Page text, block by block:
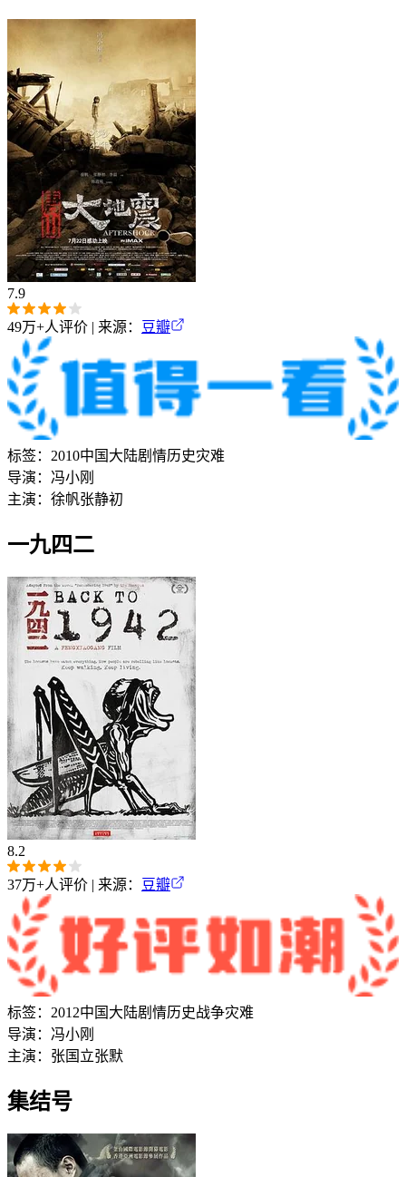
7.9
49万+人评价 | 来源： 豆瓣
标签： 2010中国大陆剧情历史灾难
导演： 冯小刚
主演： 徐帆张静初
一九四二‎
8.2
37万+人评价 | 来源： 豆瓣
标签： 2012中国大陆剧情历史战争灾难
导演： 冯小刚
主演： 张国立张默
集结号‎